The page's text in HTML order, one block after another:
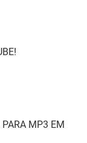
PARA MP3 EM